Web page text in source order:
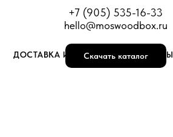
+7 (905) 535-16-33
hello@moswoodbox.ru
Скачать каталог
ДОСТАВКА И ОПЛАТА КОНТАКТЫ